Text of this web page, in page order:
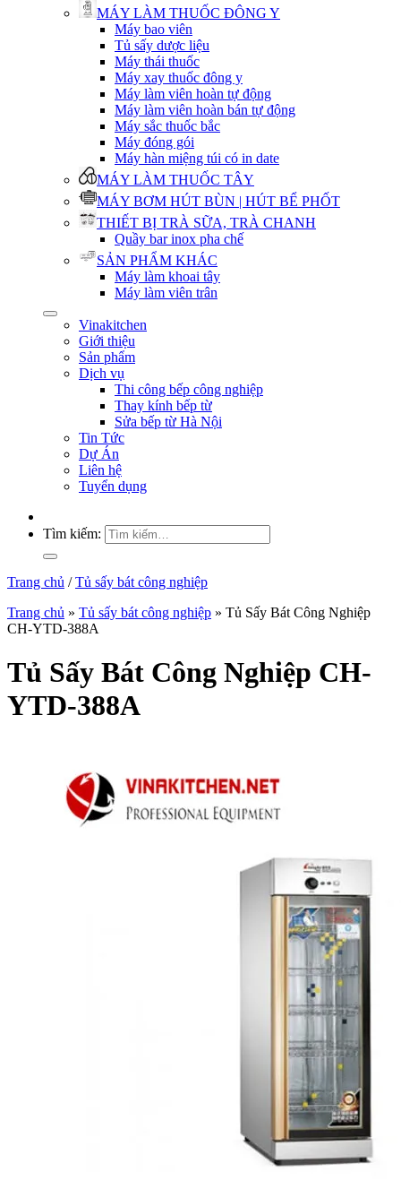
MÁY LÀM THUỐC ĐÔNG Y
Máy bao viên
Tủ sấy dược liệu
Máy thái thuốc
Máy xay thuốc đông y
Máy làm viên hoàn tự động
Máy làm viên hoàn bán tự động
Máy sắc thuốc bắc
Máy đóng gói
Máy hàn miệng túi có in date
MÁY LÀM THUỐC TÂY
MÁY BƠM HÚT BÙN | HÚT BỂ PHỐT
THIẾT BỊ TRÀ SỮA, TRÀ CHANH
Quầy bar inox pha chế
SẢN PHẨM KHÁC
Máy làm khoai tây
Máy làm viên trân
Vinakitchen
Giới thiệu
Sản phẩm
Dịch vụ
Thi công bếp công nghiệp
Thay kính bếp từ
Sửa bếp từ Hà Nội
Tin Tức
Dự Án
Liên hệ
Tuyển dụng
Tìm kiếm:
Trang chủ / Tủ sấy bát công nghiệp
Trang chủ » Tủ sấy bát công nghiệp » Tủ Sấy Bát Công Nghiệp
CH-YTD-388A
Tủ Sấy Bát Công Nghiệp CH-
YTD-388A